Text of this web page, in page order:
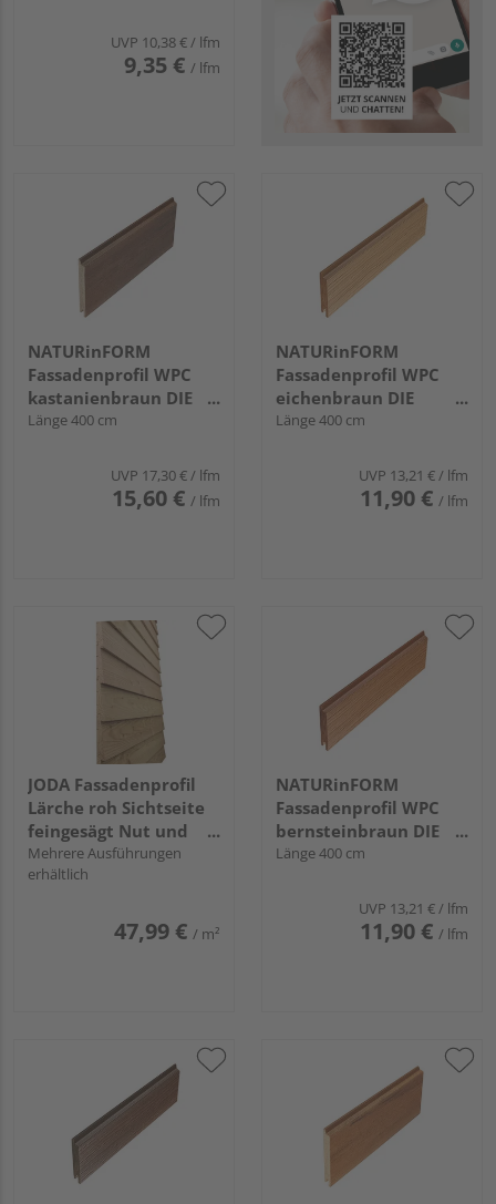
UVP 10,38 €/ lfm
9,35 € / lfm
NATURinFORM
Fassadenprofil WPC
kastanienbraun DIE
GESTALTENDE -
Länge 400 cm
UVP 17,30 €/ lfm
15,60 € / lfm
NATURinFORM
Fassadenprofil WPC
eichenbraun DIE
GESTALTENDE
Länge 400 cm
UVP 13,21 €/ lfm
11,90 € / lfm
JODA Fassadenprofil
Lärche roh Sichtseite
feingesägt Nut und
Feder, 29/15 x 142 mm
Mehrere Ausführungen
erhältlich
47,99 € / m²
NATURinFORM
Fassadenprofil WPC
bernsteinbraun DIE
GESTALTENDE
Länge 400 cm
UVP 13,21 €/ lfm
11,90 € / lfm